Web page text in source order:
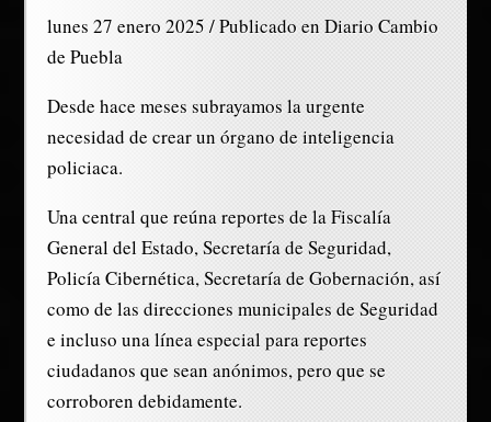
lunes 27 enero 2025 / Publicado en Diario Cambio
de Puebla
Desde hace meses subrayamos la urgente
necesidad de crear un órgano de inteligencia
policiaca.
Una central que reúna reportes de la Fiscalía
General del Estado, Secretaría de Seguridad,
Policía Cibernética, Secretaría de Gobernación, así
como de las direcciones municipales de Seguridad
e incluso una línea especial para reportes
ciudadanos que sean anónimos, pero que se
corroboren debidamente.